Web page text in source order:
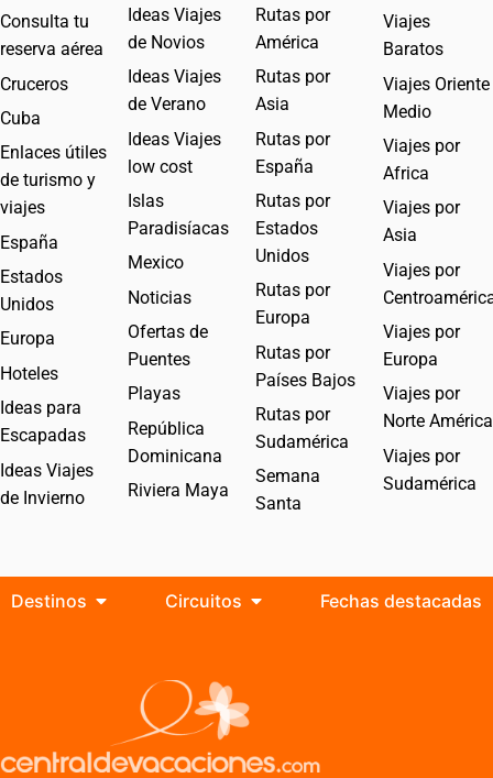
Consulta tu
reserva aérea
Cruceros
Cuba
Enlaces útiles
de turismo y
viajes
España
Estados
Unidos
Europa
Hoteles
Ideas para
Escapadas
Ideas Viajes
de Invierno
Ideas Viajes
de Novios
Ideas Viajes
de Verano
Ideas Viajes
low cost
Islas
Paradisíacas
Mexico
Noticias
Ofertas de
Puentes
Playas
República
Dominicana
Riviera Maya
Rutas por
América
Rutas por
Asia
Rutas por
España
Rutas por
Estados
Unidos
Rutas por
Europa
Rutas por
Países Bajos
Rutas por
Sudamérica
Semana
Santa
Viajes
Baratos
Viajes Oriente
Medio
Viajes por
Africa
Viajes por
Asia
Viajes por
Viajes por
Europa
Viajes por
Norte América
Viajes por
Sudamérica
Destinos Circuitos Fechas destacadas